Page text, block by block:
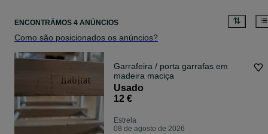
ENCONTRÁMOS 4 ANÚNCIOS
Como são posicionados os anúncios?
Garrafeira / porta garrafas em
madeira maciça
Usado
12 €
Estrela
08 de agosto de 2026